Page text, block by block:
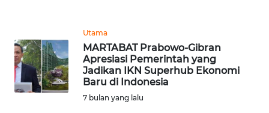
Utama
MARTABAT Prabowo-Gibran
Apresiasi Pemerintah yang
Jadikan IKN Superhub Ekonomi
Baru di Indonesia
7 bulan yang lalu
NIAS
WN
LANGKAT